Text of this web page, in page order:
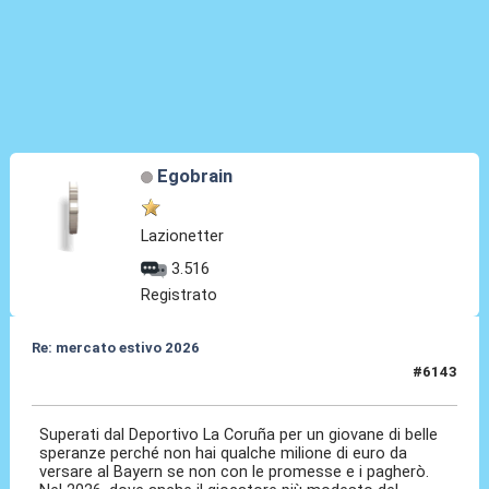
Egobrain
Lazionetter
3.516
Registrato
Re: mercato estivo 2026
#6143
Superati dal Deportivo La Coruña per un giovane di belle
speranze perché non hai qualche milione di euro da
versare al Bayern se non con le promesse e i pagherò.